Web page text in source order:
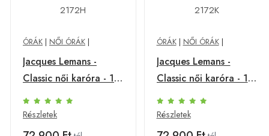
ÓRÁK | NŐI ÓRÁK |
Jacques Lemans -
Classic női karóra - 1-
2172H
Részletek
ÓRÁK| NŐI ÓRÁK|
Jacques Lemans -
Classic női karóra - 1-
2172K
Részletek